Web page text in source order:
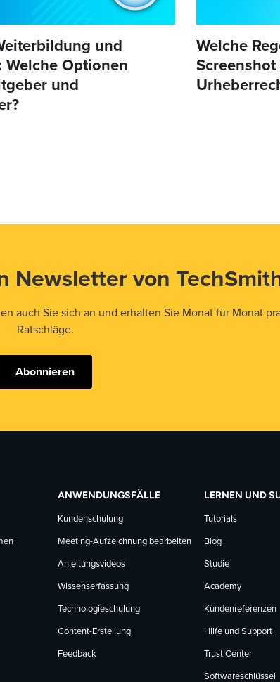
und
Welche Optionen
und
Welche
Screenshot
Newsletter von
auch Sie sich an und erhalten Sie Monat für Monat
Ratschläge.
Abonnieren
ANWENDUNGSFÄLLE
Kundenschulung
Meeting-Aufzeichnung bearbeiten
Anleitungsvideos
Wissenserfassung
Technologieschulung
Content-Erstellung
Feedback
LERNEN UND
Tutorials
Blog
Studie
Academy
Kundenreferenzen
Hilfe und Support
Trust Center
Softwareschlüssel